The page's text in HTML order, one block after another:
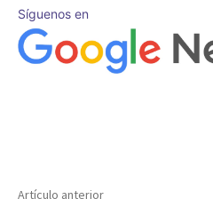
Síguenos en
Artículo anterior